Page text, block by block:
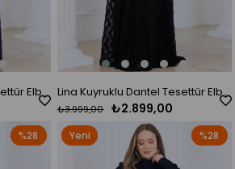
Lina Kuyruklu Dantel Tesettür Elbise Mor Lina Kuyruklu Dantel Tesettür Elbise Siyah
₺2.899,00
₺3.999,00
%28 %28
Yeni